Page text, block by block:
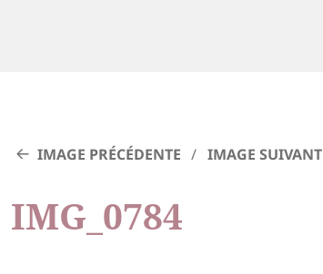
IMAGE PRÉCÉDENTE IMAGE
IMG_0784